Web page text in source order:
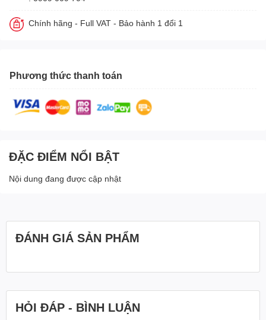
Chính hãng - Full VAT - Bảo hành 1 đổi 1
Phương thức thanh toán
ĐẶC ĐIỂM NỔI BẬT
Nội dung đang được cập nhật
ĐÁNH GIÁ SẢN PHẨM
HỎI ĐÁP - BÌNH LUẬN